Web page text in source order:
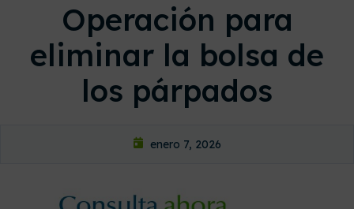
Operación para
eliminar la bolsa de
los párpados
enero 7, 2026